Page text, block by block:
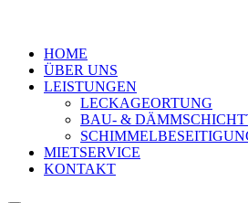
HOME
ÜBER UNS
LEISTUNGEN
LECKAGEORTUNG
BAU- &
MIETSERVICE
KONTAKT